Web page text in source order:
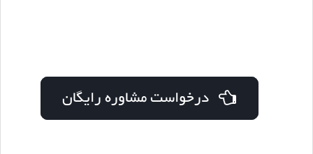
درخواست مشاوره رایگان